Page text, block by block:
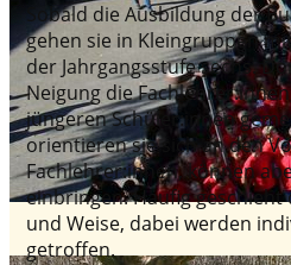
Sobald die Ausbildung der
gehen sie in Kleingruppen
der Jahrgangsstufe sechs.
Neigung die
jüngeren Schüler:innen
orientieren sie sich an den
Fachlehrer:innen, können
einbringen. Häufig
und Weise, dabei werden
getroffen.